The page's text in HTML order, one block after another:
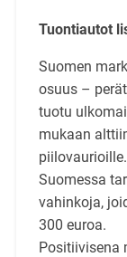
Tuontiautot
Suomen
osuus –
tuotu
mukaan
Suomessa
vahinkoja,
300 euroa.
Positiivisena